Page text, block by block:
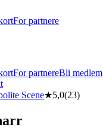
For partnere
For partnereBli medlem
Scene★5,0(23)